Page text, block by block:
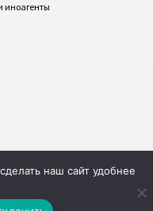
иноагенты
наш сайт удобнее